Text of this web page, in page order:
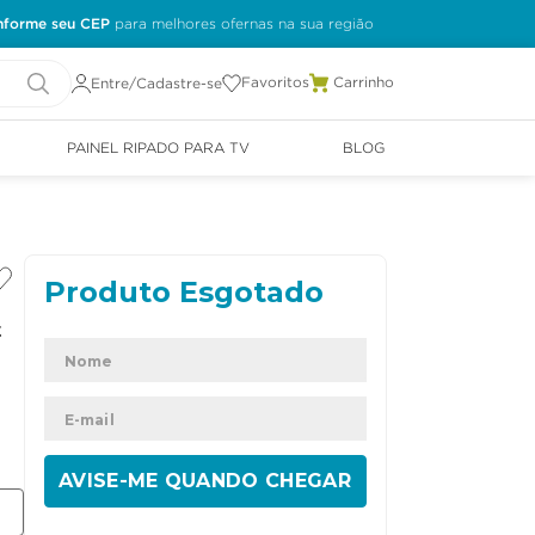
seu CEP
Entre/Cadastre-se Favoritos
PAINEL RIPADO PARA TV BLOG
ENVIAR